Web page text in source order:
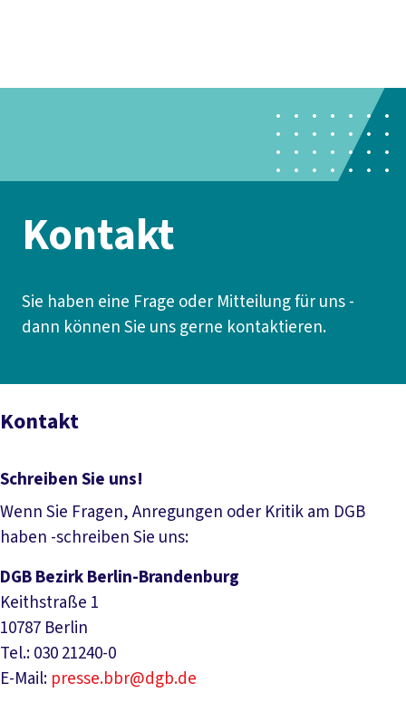
Mitmachen
Kontakt
Sie haben eine Frage oder Mitteilung für uns -
dann können Sie uns gerne kontaktieren.
Kontakt
Schreiben Sie uns!
Wenn Sie Fragen, Anregungen oder Kritik am DGB
haben -schreiben Sie uns:
DGB Bezirk Berlin-Brandenburg
Keithstraße 1
10787 Berlin
Tel.: 030 21240-0
E-Mail: presse.bbr@dgb.de